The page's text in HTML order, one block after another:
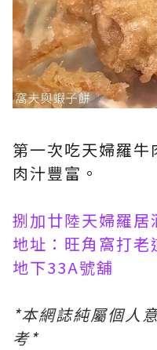
第一次吃天婦羅牛
肉汁豐富。
捌加廿陸天婦羅居
地址：旺角窩打
地下33A號舖
*本網誌純屬個人
考*